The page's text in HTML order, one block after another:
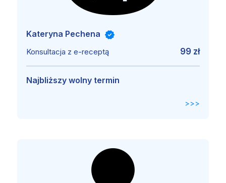
Kateryna Pechena
Konsultacja z e-receptą 99 zł
Najbliższy wolny termin
>>>